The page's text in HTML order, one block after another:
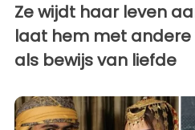
Ze wijdt haar leven
laat hem met
als bewijs van liefde